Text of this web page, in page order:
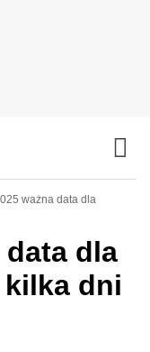
ważna data dla
data dla
kilka dni